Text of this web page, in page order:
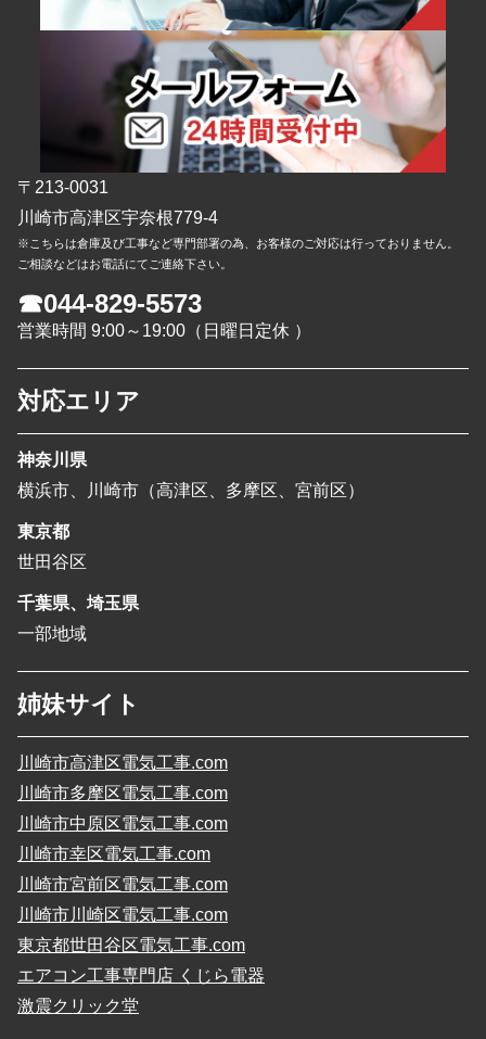
〒213-0031
川崎市高津区宇奈根779-4
※こちらは倉庫及び工事など専門部署の為、お客様のご対応は行っておりません。
ご相談などはお電話にてご連絡下さい。
☎044-829-5573
営業時間 9:00～19:00（日曜日定休 ）
対応エリア
神奈川県
横浜市、川崎市（高津区、多摩区、宮前区）
東京都
世田谷区
千葉県、埼玉県
一部地域
姉妹サイト
川崎市高津区電気工事.com
川崎市多摩区電気工事.com
川崎市中原区電気工事.com
川崎市幸区電気工事.com
川崎市宮前区電気工事.com
川崎市川崎区電気工事.com
東京都世田谷区電気工事.com
エアコン工事専門店 くじら電器
激震クリック堂